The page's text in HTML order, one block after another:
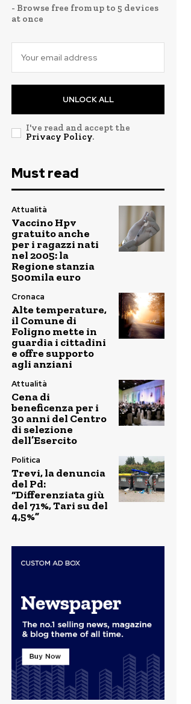
- Browse free from up to 5 devices
at once
UNLOCK ALL
I've read and accept the
Privacy Policy.
Must read
Attualità
Vaccino Hpv
gratuito anche
per i ragazzi nati
nel 2005: la
Regione stanzia
500mila euro
Cronaca
Alte temperature,
il Comune di
Foligno mette in
guardia i cittadini
e offre supporto
agli anziani
Attualità
Cena di
beneficenza per i
30 anni del Centro
di selezione
dell’Esercito
Politica
Trevi, la denuncia
del Pd:
“Differenziata giù
del 71%, Tari su del
4,5%”